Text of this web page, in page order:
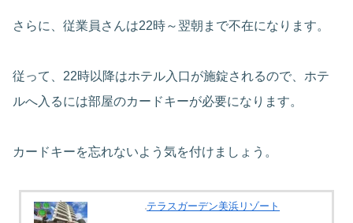
さらに、従業員さんは22時～翌朝まで不在になります。
従って、22時以降はホテル入口が施錠されるので、ホテ
ルへ入るには部屋のカードキーが必要になります。
カードキーを忘れないよう気を付けましょう。
テラスガーデン美浜リゾート